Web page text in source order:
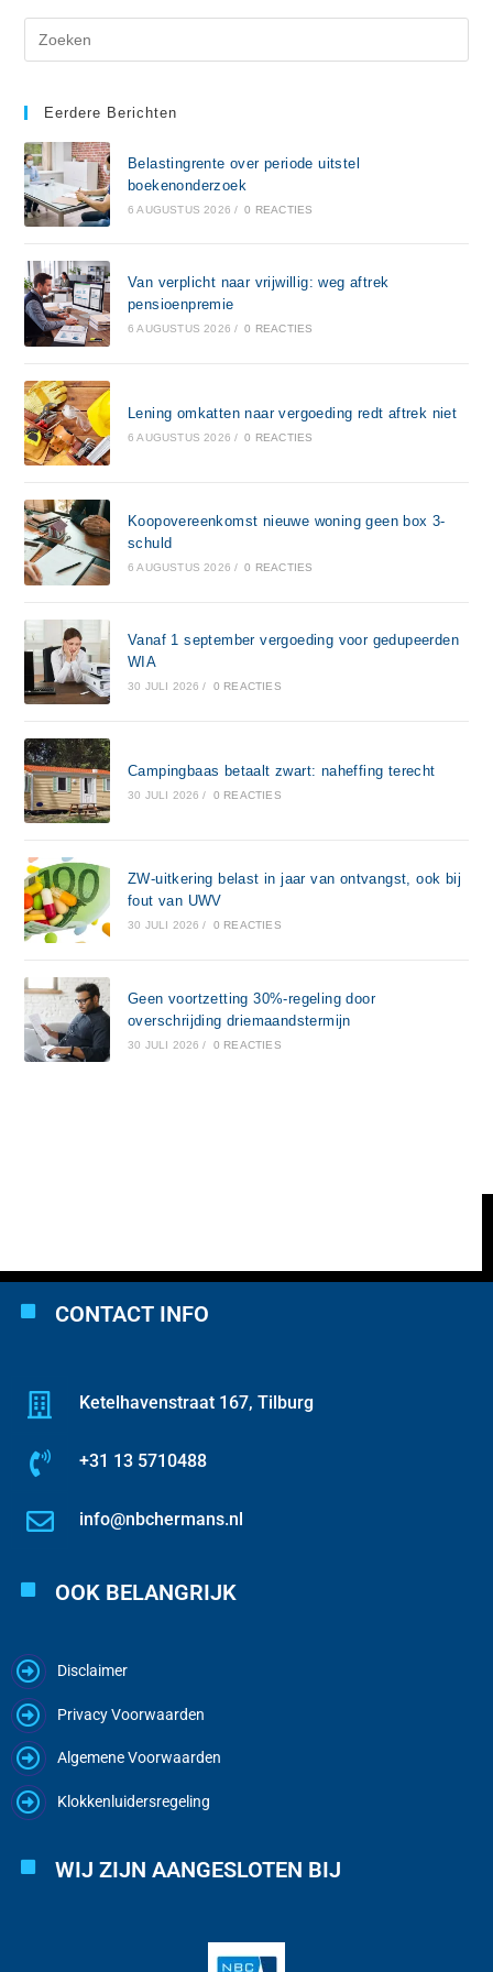
Eerdere Berichten
Belastingrente over periode uitstel
boekenonderzoek
6 AUGUSTUS 2026 / 0 REACTIES
Van verplicht naar vrijwillig: weg aftrek
pensioenpremie
6 AUGUSTUS 2026 / 0 REACTIES
Lening omkatten naar vergoeding redt aftrek niet
6 AUGUSTUS 2026 / 0 REACTIES
Koopovereenkomst nieuwe woning geen box 3-
schuld
6 AUGUSTUS 2026 / 0 REACTIES
Vanaf 1 september vergoeding voor gedupeerden
WIA
30 JULI 2026 / 0 REACTIES
Campingbaas betaalt zwart: naheffing terecht
30 JULI 2026 / 0 REACTIES
ZW-uitkering belast in jaar van ontvangst, ook bij
fout van UWV
30 JULI 2026 / 0 REACTIES
Geen voortzetting 30%-regeling door
overschrijding driemaandstermijn
30 JULI 2026 / 0 REACTIES
CONTACT INFO
Ketelhavenstraat 167, Tilburg
+31 13 5710488
info@nbchermans.nl
OOK BELANGRIJK
Disclaimer
Privacy Voorwaarden
Algemene Voorwaarden
Klokkenluidersregeling
WIJ ZIJN AANGESLOTEN BIJ